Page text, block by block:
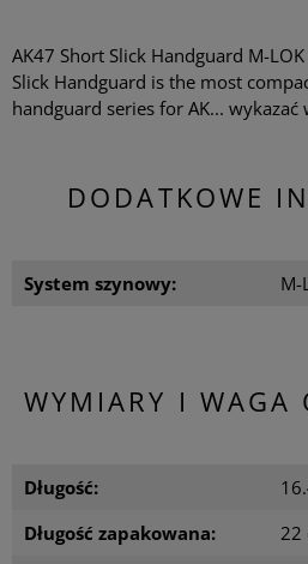
AK47 Short Slick Handguard M-
Slick Handguard is the most
handguard series for AK... wykazać
DODATKOWE
System szynowy: M-
WYMIARY I WAGA
Długość:
Długość zapakowana:
22